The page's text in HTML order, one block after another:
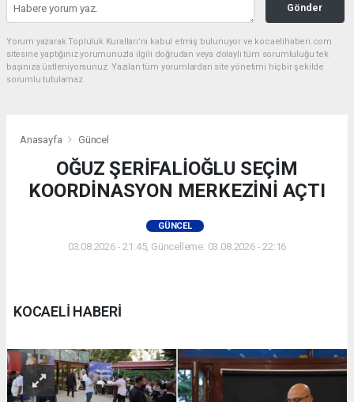
Gönder
Yorum yazarak Topluluk Kuralları’nı kabul etmiş bulunuyor ve kocaelihaberi.com
sitesine yaptığınız yorumunuzla ilgili doğrudan veya dolaylı tüm sorumluluğu tek
başınıza üstleniyorsunuz. Yazılan tüm yorumlardan site yönetimi hiçbir şekilde
sorumlu tutulamaz.
Anasayfa Güncel
OĞUZ ŞERİFALİOĞLU SEÇİM
KOORDİNASYON MERKEZİNİ AÇTI
GÜNCEL
03.08.2026 - 21:45, Güncelleme: 03.08.2026 - 22:16
KOCAELİ HABERİ